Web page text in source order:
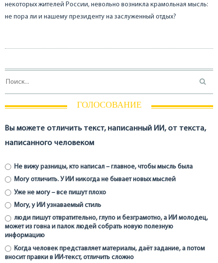
некоторых жителей России, невольно возникла крамольная мысль:
не пора ли и нашему президенту на заслуженный отдых?
ГОЛОСОВАНИЕ
Вы можете отличить текст, написанный ИИ, от текста,
написанного человеком
Не вижу разницы, кто написал – главное, чтобы мысль была
Могу отличить. У ИИ никогда не бывает новых мыслей
Уже не могу – все пишут плохо
Могу, у ИИ узнаваемый стиль
люди пишут отвратительно, глупо и безграмотно, а ИИ молодец,
может из говна и палок людей собрать новую полезную
информацию
Когда человек представляет материалы, даёт задание, а потом
вносит правки в ИИ-текст, отличить сложно